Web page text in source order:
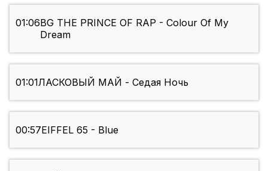
01:06BG THE PRINCE OF RAP - Colour Of My
Dream
01:01ЛАСКОВЫЙ МАЙ - Седая Ночь
00:57EIFFEL 65 - Blue